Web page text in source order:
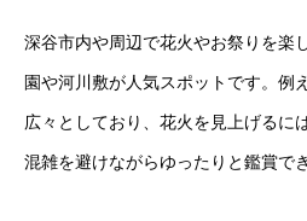
深谷市内や周辺で花火やお祭りを楽
園や河川敷が人気スポットです。例
広々としており、花火を見上げるに
混雑を避けながらゆったりと鑑賞で